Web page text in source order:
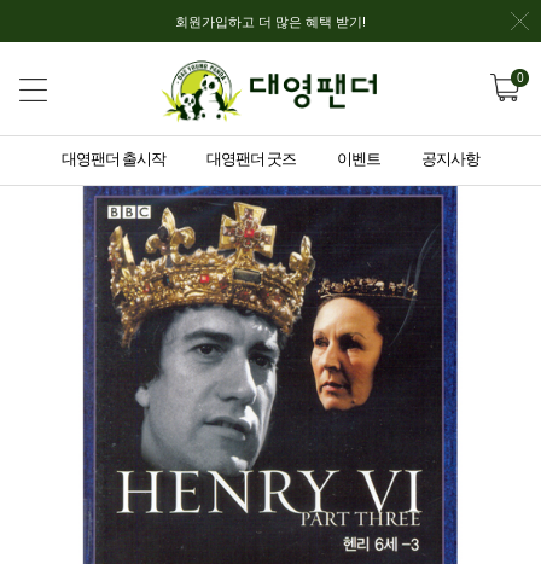
회원가입하고 더 많은 혜택 받기!
0
대영팬더 출시작 대영팬더 굿즈 이벤트 공지사항